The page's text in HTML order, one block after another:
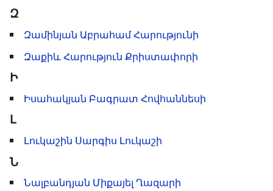
Զ
Զամինյան Աբրահամ Հարությունի
Զաքիև Հարություն Քրիստափորի
Ի
Իսահակյան Բագրատ Հովհաննեսի
Լ
Լուկաշին Սարգիս Լուկաշի
Ն
Նալբանդյան Միքայել Ղազարի